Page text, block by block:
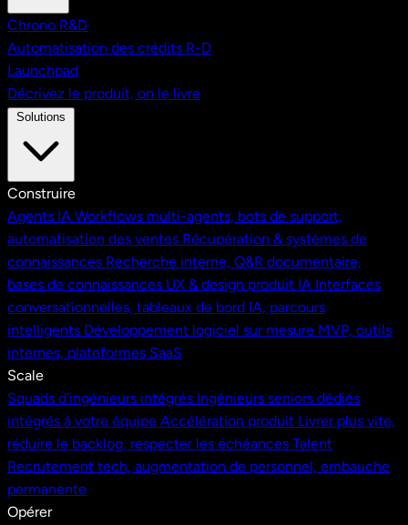
Chrono R&D
Automatisation des crédits R-D
Launchpad
Décrivez le produit, on le livre
Construire
Agents IA Workflows multi-agents, bots de support,
automatisation des ventes Récupération & systèmes de
connaissances Recherche interne, Q&R documentaire,
bases de connaissances UX & design produit IA Interfaces
conversationnelles, tableaux de bord IA, parcours
intelligents Développement logiciel sur mesure MVP, outils
internes, plateformes SaaS
Scale
Squads d'ingénieurs intégrés Ingénieurs seniors dédiés
intégrés à votre équipe Accélération produit Livrer plus vite,
réduire le backlog, respecter les échéances Talent
Recrutement tech, augmentation de personnel, embauche
permanente
Opérer